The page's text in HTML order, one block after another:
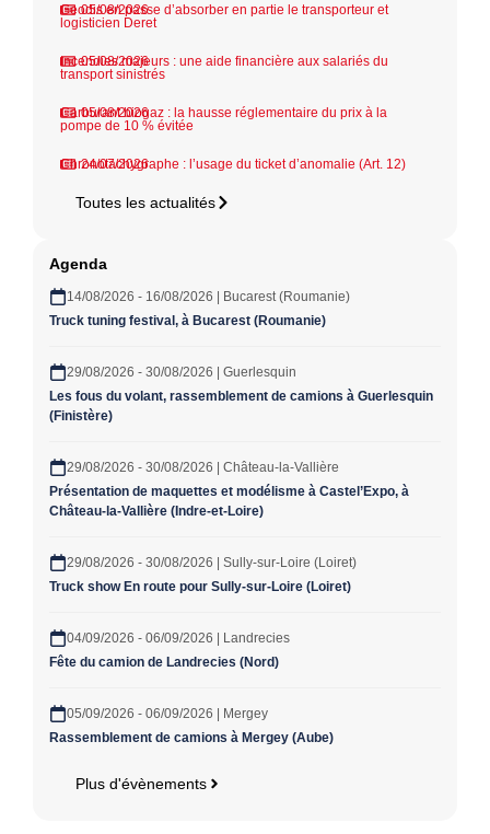
05/08/2026
Geodis en passe d’absorber en partie le transporteur et
logisticien Deret
05/08/2026
Incendies majeurs : une aide financière aux salariés du
transport sinistrés
05/08/2026
Carburant biogaz : la hausse réglementaire du prix à la
pompe de 10 % évitée
24/07/2026
Chronotachygraphe : l’usage du ticket d’anomalie (Art. 12)
Toutes les actualités
Agenda
14/08/2026 - 16/08/2026 | Bucarest (Roumanie)
Truck tuning festival, à Bucarest (Roumanie)
29/08/2026 - 30/08/2026 | Guerlesquin
Les fous du volant, rassemblement de camions à Guerlesquin
(Finistère)
29/08/2026 - 30/08/2026 | Château-la-Vallière
Présentation de maquettes et modélisme à Castel’Expo, à
Château-la-Vallière (Indre-et-Loire)
29/08/2026 - 30/08/2026 | Sully-sur-Loire (Loiret)
Truck show En route pour Sully-sur-Loire (Loiret)
04/09/2026 - 06/09/2026 | Landrecies
Fête du camion de Landrecies (Nord)
05/09/2026 - 06/09/2026 | Mergey
Rassemblement de camions à Mergey (Aube)
Plus d'évènements